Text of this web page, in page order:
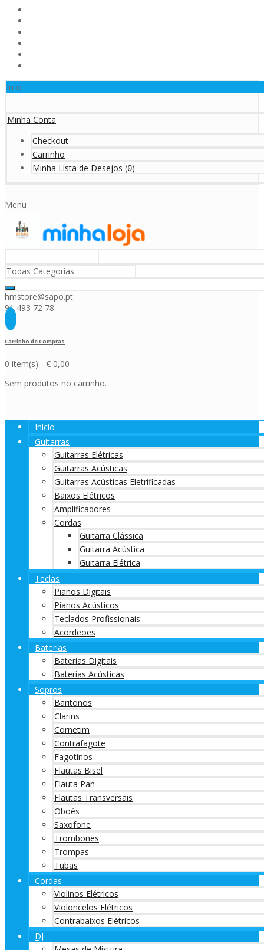
Info
Minha Conta
Checkout
Carrinho
Minha Lista de Desejos (0)
Menu
hmstore@sapo.pt
91 493 72 78
Carrinho de Compras
0 item(s) - € 0,00
Sem produtos no carrinho.
Inicio
Guitarras
Guitarras Elétricas
Guitarras Acústicas
Guitarras Acústicas Eletrificadas
Baixos Elétricos
Amplificadores
Cordas
Guitarra Clássica
Guitarra Acústica
Guitarra Elétrica
Teclas
Pianos Digitais
Pianos Acústicos
Teclados Profissionais
Acordeões
Baterias
Baterias Digitais
Baterias Acústicas
Sopros
Baritonos
Clarins
Cornetim
Contrafagote
Fagotinos
Flautas Bisel
Flauta Pan
Flautas Transversais
Oboés
Saxofone
Trombones
Trompas
Tubas
Cordas
Violinos Elétricos
Violoncelos Elétricos
Contrabaixos Elétricos
DJ